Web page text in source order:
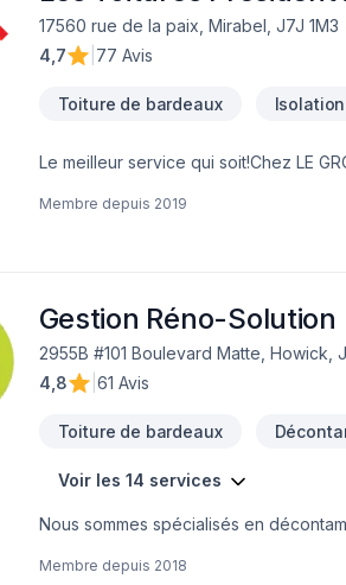
17560 rue de la paix, Mirabel, J7J 1M3
4,7
77 Avis
Toiture de bardeaux
Le meilleur service qui soit!Chez LE
service a la clientèle rapide et courtois
GROUPE PRESIDENT INC, c'est,
vous sentir en confiance et comptant
André Beaulieu, Président-Propriétaires
Membre depuis 2019
Gestion Réno-Solution
2955B #101 Boulevard Matte, Howick,
4,8
61 Avis
Toiture de bardeaux
Voir les 14 services
Nous sommes spécialisés en
sur demande, dans d'autres régions
Membre depuis 2018